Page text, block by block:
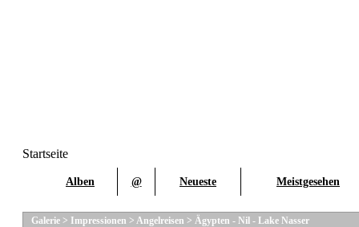
Startseite
Alben @ Neueste Meistgesehen
Galerie > Impressionen > Angelreisen > Ägypten - Nil - Lake Nasser